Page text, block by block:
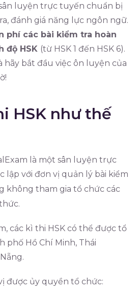
luyện trực tuyến chuẩn bị
đánh giá năng lực ngôn ngữ.
phí các bài kiểm tra hoàn
độ HSK (từ HSK 1 đến HSK 6).
hãy bắt đầu việc ôn luyện của
HSK như thế
là một sân luyện trực
lập với đơn vị quản lý bài kiểm
không tham gia tổ chức các
các kì thi HSK có thể được tổ
phố Hồ Chí Minh, Thái
được ủy quyền tổ chức: